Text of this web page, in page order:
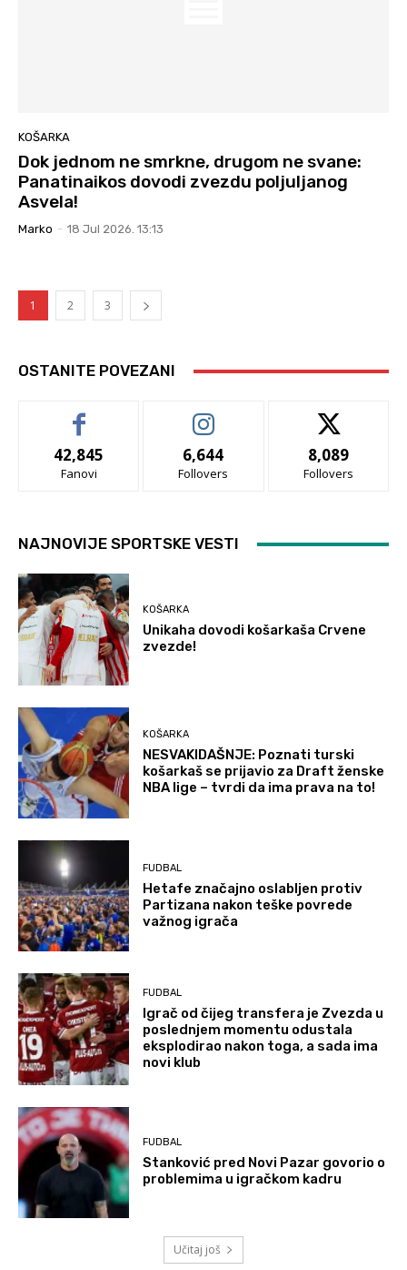
KOŠARKA
Dok jednom ne smrkne, drugom ne svane:
Panatinaikos dovodi zvezdu poljuljanog
Asvela!
Marko - 18 Jul 2026. 13:13
1 2 3
OSTANITE POVEZANI
42,845
Fanovi
6,644
Follovers
8,089
Follovers
NAJNOVIJE SPORTSKE VESTI
KOŠARKA
Unikaha dovodi košarkaša Crvene
zvezde!
KOŠARKA
NESVAKIDAŠNJE: Poznati turski
košarkaš se prijavio za Draft ženske
NBA lige – tvrdi da ima prava na to!
FUDBAL
Hetafe značajno oslabljen protiv
Partizana nakon teške povrede
važnog igrača
FUDBAL
Igrač od čijeg transfera je Zvezda u
poslednjem momentu odustala
eksplodirao nakon toga, a sada ima
novi klub
FUDBAL
Stanković pred Novi Pazar govorio o
problemima u igračkom kadru
Učitaj još